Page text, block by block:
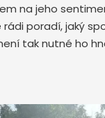
na jeho
poradí, jaký
tak nutné ho